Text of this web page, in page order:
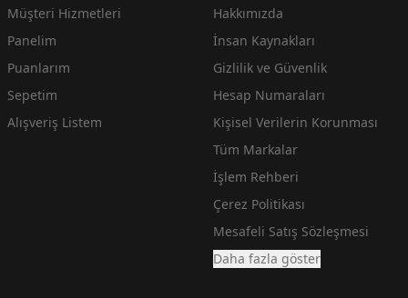
Müşteri Hizmetleri
Panelim
Puanlarım
Sepetim
Alışveriş Listem
Hakkımızda
İnsan Kaynakları
Gizlilik ve Güvenlik
Hesap Numaraları
Kişisel Verilerin Korunması
Tüm Markalar
İşlem Rehberi
Çerez Politikası
Mesafeli Satış Sözleşmesi
Daha fazla göster